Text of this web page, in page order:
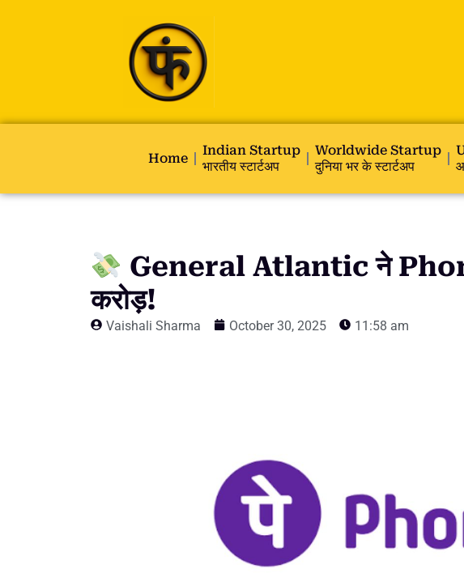
Home
Indian Startup
भारतीय स्टार्टअप
Worldwide Startup
दुनिया भर के स्टार्टअप
General Atlantic ने
करोड़!
Vaishali Sharma October 30, 2025 11:58 am